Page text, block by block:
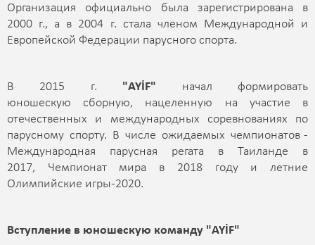
Организация официально была зарегистрирована в
2000 г., а в 2004 г. стала членом Международной и
Европейской Федерации парусного спорта.
В 2015 г. "AYİF" начал формировать
юношескую сборную, нацеленную на участие в
отечественных и международных соревнованиях по
парусному спорту. В числе ожидаемых чемпионатов -
Международная парусная регата в Таиланде в
2017, Чемпионат мира в 2018 году и летние
Олимпийские игры-2020.
Вступление в юношескую команду "AYİF"